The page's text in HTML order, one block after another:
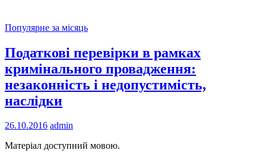
Популярне за місяць
Податкові перевірки в рамках
кримінального провадження:
незаконність і недопустимість,
наслідки
26.10.2016 admin
Матеріал доступний мовою.